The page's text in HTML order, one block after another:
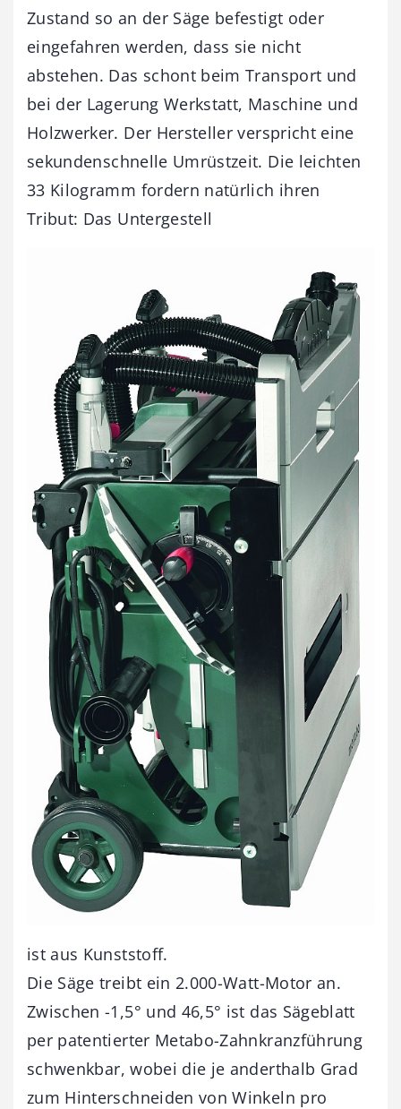
Zustand so an der Säge befestigt oder
eingefahren werden, dass sie nicht
abstehen. Das schont beim Transport und
bei der Lagerung Werkstatt, Maschine und
Holzwerker. Der Hersteller verspricht eine
sekundenschnelle Umrüstzeit. Die leichten
33 Kilogramm fordern natürlich ihren
Tribut: Das Untergestell
ist aus Kunststoff.
Die Säge treibt ein 2.000-Watt-Motor an.
Zwischen -1,5° und 46,5° ist das Sägeblatt
per patentierter Metabo-Zahnkranzführung
schwenkbar, wobei die je anderthalb Grad
zum Hinterschneiden von Winkeln pro